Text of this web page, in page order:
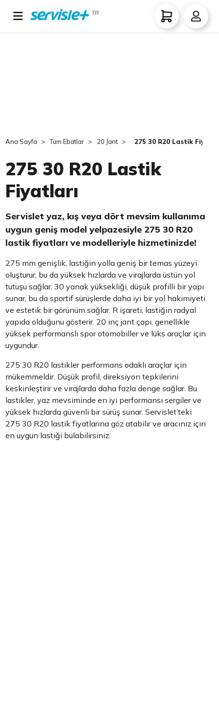
TR
Ana Sayfa Tüm Ebatlar 20 Jant 275 30 R20 Lastik
275 30 R20 Lastik
Fiyatları
Servislet yaz, kış veya dört mevsim kullanıma
uygun geniş model yelpazesiyle 275 30 R20
lastik fiyatları ve modelleriyle hizmetinizde!
275 mm genişlik, lastiğin yolla geniş bir temas yüzeyi
oluşturur, bu da yüksek hızlarda ve virajlarda üstün yol
tutuşu sağlar. 30 yanak yüksekliği, düşük profilli bir yapı
sunar, bu da sportif sürüşlerde daha iyi bir yol hakimiyeti
ve estetik bir görünüm sağlar. R işareti, lastiğin radyal
yapıda olduğunu gösterir. 20 inç jant çapı, genellikle
yüksek performanslı spor otomobiller ve lüks araçlar için
uygundur.
275 30 R20 lastikler performans odaklı araçlar için
mükemmeldir. Düşük profil, direksiyon tepkilerini
keskinleştirir ve virajlarda daha fazla denge sağlar. Bu
lastikler, yaz mevsiminde en iyi performansı sergiler ve
yüksek hızlarda güvenli bir sürüş sunar. Servislet’teki
275 30 R20 lastik fiyatlarına göz atabilir ve aracınız için
en uygun lastiği bulabilirsiniz.